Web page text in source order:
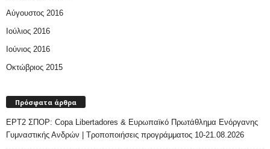
Αύγουστος 2016
Ιούλιος 2016
Ιούνιος 2016
Οκτώβριος 2015
Πρόσφατα άρθρα
ΕΡΤ2 ΣΠΟΡ: Copa Libertadores & Ευρωπαϊκό Πρωτάθλημα Ενόργανης
Γυμναστικής Ανδρών | Τροποποιήσεις προγράμματος 10-21.08.2026